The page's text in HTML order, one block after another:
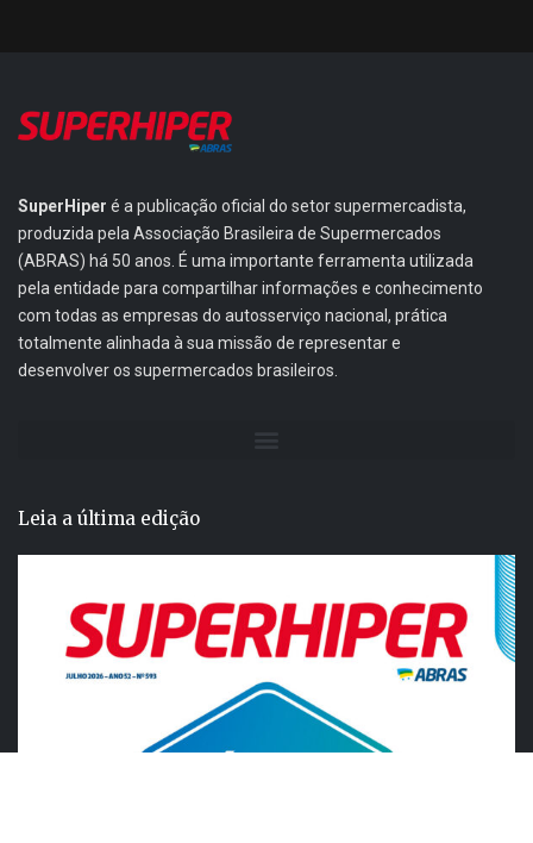
SuperHiper é a publicação oficial do setor supermercadista,
produzida pela Associação Brasileira de Supermercados
(ABRAS) há 50 anos. É uma importante ferramenta utilizada
pela entidade para compartilhar informações e conhecimento
com todas as empresas do autosserviço nacional, prática
totalmente alinhada à sua missão de representar e
desenvolver os supermercados brasileiros.
Leia a última edição